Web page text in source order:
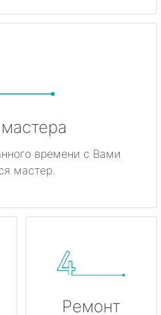
времени с Вами
мастер.
Ремонт